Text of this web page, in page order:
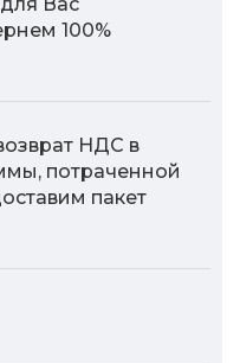
100%
НДС в
потраченной
пакет